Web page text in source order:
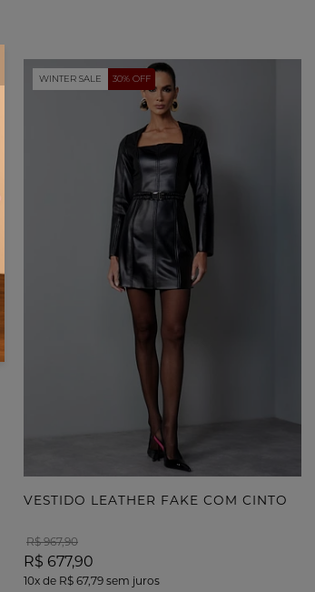
WINTER SALE 30% OFF
VESTIDO LEATHER FAKE COM CINTO
R$ 967,90
R$ 677,90
10xde R$ 67,79sem juros